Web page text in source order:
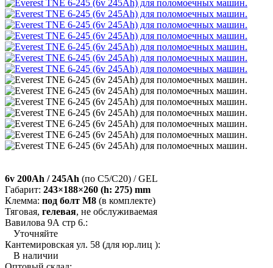
6v 200Ah / 245Ah (по C5/C20) / GEL
Габарит: 243×188×260 (h: 275) mm
Клемма: под болт М8 (в комплекте)
Тяговая, гелевая, не обслуживаемая
Вавилова 9А стр 6.:
Уточняйте
Кантемировская ул. 58 (для юр.лиц ):
В наличии